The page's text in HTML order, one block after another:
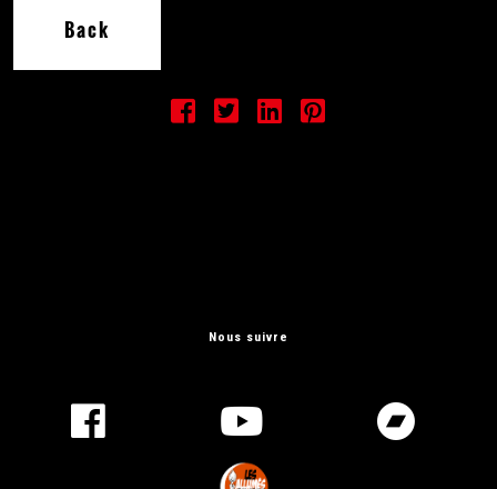
Back
Nous suivre